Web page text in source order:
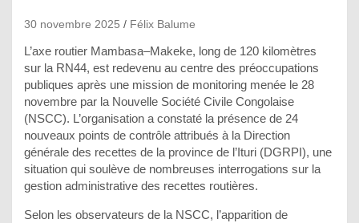
30 novembre 2025 Félix Balume
L’axe routier Mambasa–Makeke, long de 120 kilomètres
sur la RN44, est redevenu au centre des préoccupations
publiques après une mission de monitoring menée le 28
novembre par la Nouvelle Société Civile Congolaise
(NSCC). L’organisation a constaté la présence de 24
nouveaux points de contrôle attribués à la Direction
générale des recettes de la province de l’Ituri (DGRPI), une
situation qui soulève de nombreuses interrogations sur la
gestion administrative des recettes routières.
Selon les observateurs de la NSCC, l’apparition de